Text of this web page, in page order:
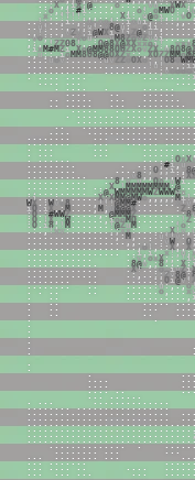
..;X,,iX;@...,o.:..,vu:;XWX;
. : o,, i :#i : . . . . . . , . o! ,oMWO:,i u
. x;. ! ! ! !; , , . . , . Xi : ,u@oi,: ; vO;
..!;..;i:,:x;xx!::ixui,:!::,,.
. . u ! . . : , , ; ; u ! : 8@ u : oi i , . . . . . .
. , ! : . . , v Z x ; i@WX i, ! i @: u , : . . . . . .
.v o ;;,.,:x o u:,,vM8 Z o x Zvui....,
, :,, ! ZZO8!,, ; O@8X@XXxxoi ! , . vxx
. i xM#MZi,Xo@MM88OOZXo vZX ; u8O8@
. ,u;:,ioMM8O8@@OXZx::,XOZZMMo@
.. .:uov: .....:uvZZoOXo:,!O8oWM
. . . . . . . . . . . . . . .. ! u ! ,. ;i
. . . . . . . . . . . . . . . . . . . . ; v o o o ov
. .... .... ........:
. . . . . . . . . .
. . . . .
.... .. ......
. . . . . . . . . . . .
. . . . . . . . . . . . . . . . .
..... ..............
. . . . . . . . . . . . . . . . . .
. . . . . . . . . . . . . . . . . . . .
.. ............ .......
. . . . . . . . . . . . . . . . . . . . .
. . . . . . . . . . . . . . . . . . . . .
. . . . . . . . . . . . . . . . . . . . . . .
. ... ... .........
. . . . . . . . . . . . . . . , ,
. . . . . . . . . : OxXx
......... . ...,;#i,u,
. . . . . . . . . . . : ; O; ;i . 8
. . . . . . . . . . , . v 8 , , . . , , ; : X
........... .,8:v,u,:Oo,uWi.
. . . . . . . . . . . X, ! MMMMMMMM:@. . .
. . . . . . . . . . . : @,WMM M M MWZWWWvx . .
;i...:,......X;XMM@MWo,,,,;Mi!
WX . : W v o 8 . . . . , ! ! !@M M#: . . . . . x! v ;
i O . i X : M . . . . , M , v @@@X . . . . . : ; 8
: O.:#WWZ.....,.@MMMZ........:8
: O. ! X,:W . . . . . . , iooMO . . . . . . . , ! Z:
: O . i 8; ! M . . . . . . . !@ZuM . . . . . . ! o: .
. : . ,!vv: . . . . . . . ; ;xx: . . . . , X ! v , u
...............:,:M,...:u!!v:,
. . . . . . . . . . . . . . . . . . ,, . , : . : v W . O ;
. . . . . . . . . . . . . . . . . . . , o ! , : : X, , X ,
................. ..i,i,,x!;u;
. . . . . . . . . . . . . ; v; oxX; ; . ! i u
. . . . . . . . . . . . . 8@ v,;8. . . X:i
............. .X!...o,ivZi
. . . . . . . . . . . . . . : , . . ; ; Z v8@;8
. . . . . . . . . . . . . . . : ; O i @v ! Z
........ .. .....:u:,., o
. . . . . . . . . . . . o , . . . x u
. . . . . . . . . .. . . . , i
. .. ..... ...
. . . . . . . . . .
. . . . . . . . .
.
.
.
.
.
.
. .
.
. ..
. . . .
. . . . . . .
.... .. ..
. . . . .
. . . . . . . .
. . . . . . . . . . . . . . . . . .
.......................... ..
. . . . . . . . . . . . . . . . . . . . . . . . . . . . .
. . . . . . . . . . . . . . . . . . . . . . . . . . . . .
..............................
. . . . . . . . . . . . . . . . . . . . . . . . . . . . . . ;
. . . . . . . . . . . . . . . . . . . . . . . . . . . . . . .
.............. . .....
. . . . . . . . . . . . . .
. . . . . . . . . . .
... ....... .....
. . . . . . . . . . . . . . .
. . . . . . . . . . . . . . . . .
... ... .....